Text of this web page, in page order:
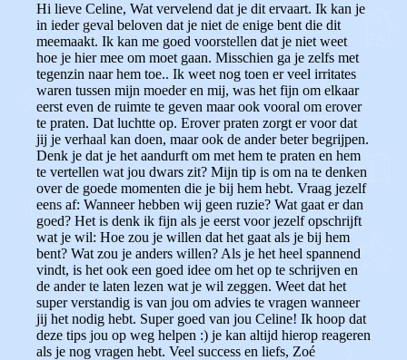
Hi lieve Celine, Wat vervelend dat je dit ervaart. Ik kan je
in ieder geval beloven dat je niet de enige bent die dit
meemaakt. Ik kan me goed voorstellen dat je niet weet
hoe je hier mee om moet gaan. Misschien ga je zelfs met
tegenzin naar hem toe.. Ik weet nog toen er veel irritates
waren tussen mijn moeder en mij, was het fijn om elkaar
eerst even de ruimte te geven maar ook vooral om erover
te praten. Dat luchtte op. Erover praten zorgt er voor dat
jij je verhaal kan doen, maar ook de ander beter begrijpen.
Denk je dat je het aandurft om met hem te praten en hem
te vertellen wat jou dwars zit? Mijn tip is om na te denken
over de goede momenten die je bij hem hebt. Vraag jezelf
eens af: Wanneer hebben wij geen ruzie? Wat gaat er dan
goed? Het is denk ik fijn als je eerst voor jezelf opschrijft
wat je wil: Hoe zou je willen dat het gaat als je bij hem
bent? Wat zou je anders willen? Als je het heel spannend
vindt, is het ook een goed idee om het op te schrijven en
de ander te laten lezen wat je wil zeggen. Weet dat het
super verstandig is van jou om advies te vragen wanneer
jij het nodig hebt. Super goed van jou Celine! Ik hoop dat
deze tips jou op weg helpen :) je kan altijd hierop reageren
als je nog vragen hebt. Veel success en liefs, Zoé